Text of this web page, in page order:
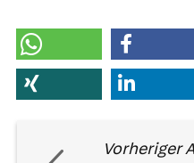
Vorheriger